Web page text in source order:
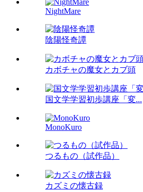
NightMare
陰陽怪奇譚
カボチャの魔女とカブ頭
国文学学習初歩講座「変...
MonoKuro
つるもの（試作品）
カズミの懐古録